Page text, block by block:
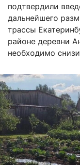
подтвердили
дальнейшего
трассы
районе деревни
необходимо